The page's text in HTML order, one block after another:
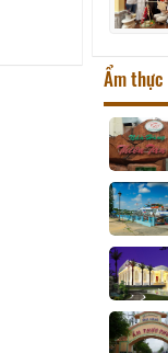
Ẩm thực